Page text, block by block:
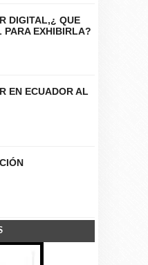
DIGITAL,¿ QUE
PARA EXHIBIRLA?
EN ECUADOR AL